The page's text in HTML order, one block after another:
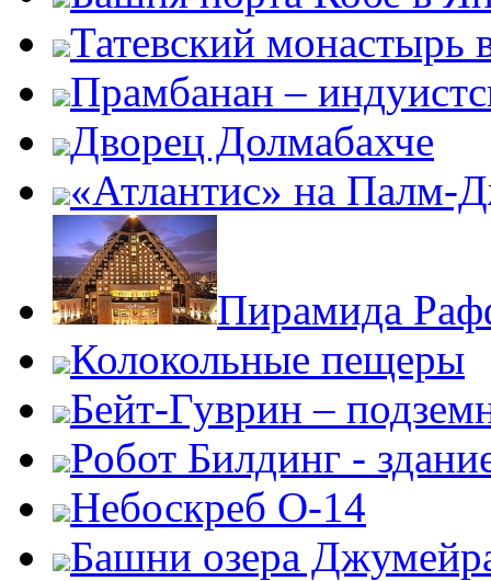
Татевский монастырь
Прамбанан –
Дворец Долмабахче
«Атлантис» на Палм-
Пирамида
Колокольные пещеры
Бейт-Гуврин –
Робот Билдинг -
Небоскреб О-14
Башни озера